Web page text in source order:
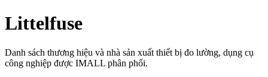
Littelfuse
Danh sách thương hiệu và nhà sản xuất thiết bị đo lường, dụng cụ
công nghiệp được IMALL phân phối.